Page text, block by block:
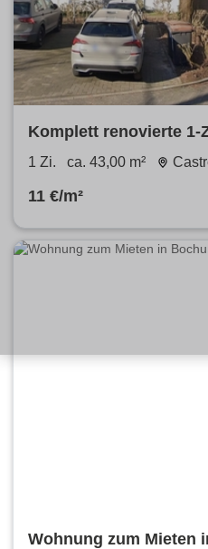
Komplett renovierte 1-
1 Zi. ca. 43,00 m²
11 €/m²
Wohnung zum Mieten